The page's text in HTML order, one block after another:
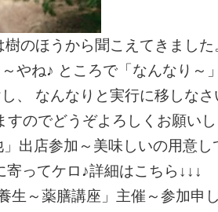
のほうから聞こえてきまし
やね♪ ところで「なんなり～
、 なんなりと実行に移しな
のでどうぞよろしくお願い
出店参加～美味しいの用意
ってケロ♪詳細はこちら↓↓↓
～薬膳講座」主催～参加申し